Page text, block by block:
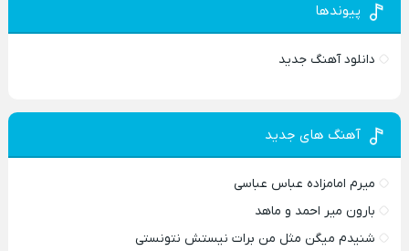
پیوندها
دانلود آهنگ جدید
آهنگ های جدید
میرم امامزاده عباس عباسی
بارون میر احمد و ماهد
شنیدم میگن مثل من برات نیستش نتونستی